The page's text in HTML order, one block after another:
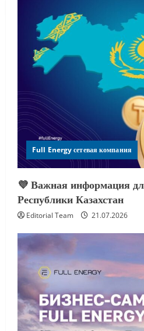
Full Energy сетевая компания
💜 Важная информация
Республики Казахстан
Editorial Team 21.07.2026